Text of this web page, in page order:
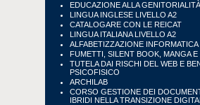
EDUCAZIONE ALLA GENITORIALITÀ
LINGUA INGLESE LIVELLO A2
CATALOGARE CON LE REICAT
LINGUA ITALIANA LIVELLO A2
ALFABETIZZAZIONE INFORMATICA
FUMETTI, SILENT BOOK, MANGA E
TUTELA DAI RISCHI DEL WEB E
PSICOFISICO
ARCHILAB
CORSO GESTIONE DEI
IBRIDI NELLA TRANSIZIONE